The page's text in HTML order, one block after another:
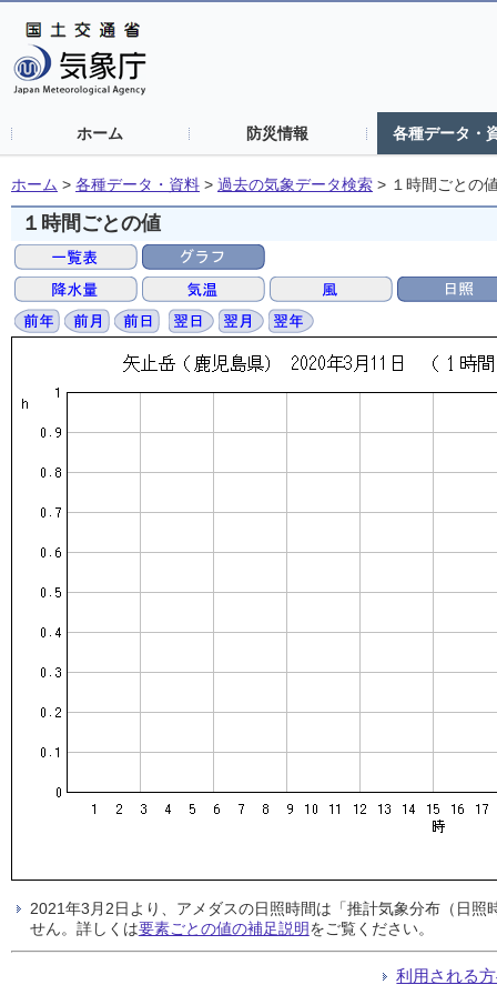
ホーム 防災情報 各種データ・
ホーム > 各種データ・資料 > 過去の気象データ検索 > １時間ごとの
１時間ごとの値
2021年3月2日より、アメダスの日照時間は「推計気象分布（日
せん。詳しくは要素ごとの値の補足説明をご覧ください。
利用される